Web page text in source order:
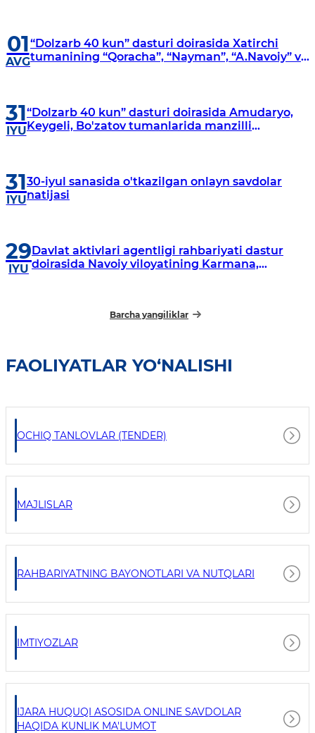
01
AVG
“Dolzarb 40 kun” dasturi doirasida Xatirchi
tumanining “Qoracha”, “Nayman”, “A.Navoiy” va
31
IYU
“Dolzarb 40 kun” dasturi doirasida Amudaryo,
Keygeli, Bo'zatov tumanlarida manzilli
31
IYU
30-iyul sanasida o'tkazilgan onlayn savdolar
natijasi
29
IYU
Davlat aktivlari agentligi rahbariyati dastur
doirasida Navoiy viloyatining Karmana,
Barcha yangiliklar
FAOLIYATLAR YO‘NALISHI
OCHIQ TANLOVLAR (TENDER)
MAJLISLAR
RAHBARIYATNING BAYONOTLARI VA NUTQLARI
IMTIYOZLAR
IJARA HUQUQI ASOSIDA ONLINE SAVDOLAR
HAQIDA KUNLIK MA'LUMOT